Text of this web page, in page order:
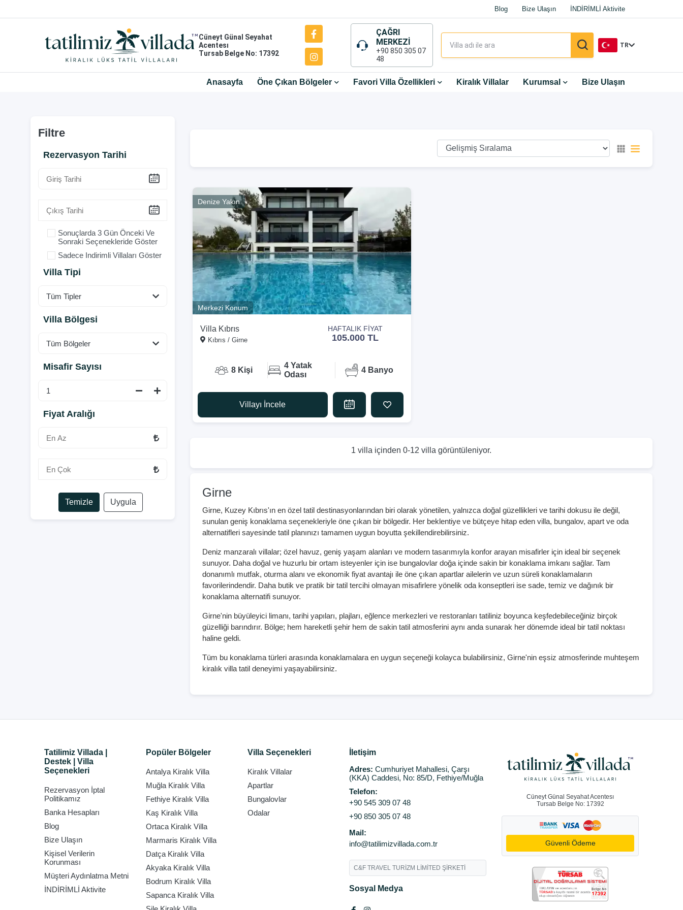
Blog Bize Ulaşın İNDİRİMLİ Aktivite
Cüneyt Günal Seyahat
Acentesı
Tursab Belge No: 17392
ÇAĞRI
MERKEZİ
+90 850 305 07
48
TR
RU
Anasayfa Öne Çıkan Bölgeler Favori Villa Özellikleri Kiralık Villalar Kurumsal Bize Ulaşın
Filtre
Rezervasyon Tarihi
Sonuçlarda 3 Gün Önceki Ve
Sonraki Seçenekleride Göster
Sadece Indirimli Villaları Göster
Villa Tipi
Villa Bölgesi
Misafir Sayısı
Fiyat Aralığı
Temizle Uygula
Denize Yakın
Merkezi Konum
Villa Kıbrıs
Kıbrıs / Girne
HAFTALIK FİYAT
105.000 TL
8 Kişi
4 Yatak
Odası
4 Banyo
Villayı İncele
1 villa içinden 0-12 villa görüntüleniyor.
Girne
Girne, Kuzey Kıbrıs'ın en özel tatil destinasyonlarından biri olarak yönetilen, yalnızca doğal güzellikleri ve tarihi dokusu ile değil,
sunulan geniş konaklama seçenekleriyle öne çıkan bir bölgedir. Her beklentiye ve bütçeye hitap eden villa, bungalov, apart ve oda
alternatifleri sayesinde tatil planınızı tamamen uygun boyutta şekillendirebilirsiniz.
Deniz manzaralı villalar; özel havuz, geniş yaşam alanları ve modern tasarımıyla konfor arayan misafirler için ideal bir seçenek
sunuyor. Daha doğal ve huzurlu bir ortam isteyenler için ise bungalovlar doğa içinde sakin bir konaklama imkanı sağlar. Tam
donanımlı mutfak, oturma alanı ve ekonomik fiyat avantajı ile öne çıkan apartlar ailelerin ve uzun süreli konaklamaların
favorilerindendir. Daha butik ve pratik bir tatil tercihi olmayan misafirlere yönelik oda konseptleri ise sade, temiz ve dağınık bir
konaklama alternatifi sunuyor.
Girne'nin büyüleyici limanı, tarihi yapıları, plajları, eğlence merkezleri ve restoranları tatiliniz boyunca keşfedebileceğiniz birçok
güzelliği barındırır. Bölge; hem hareketli şehir hem de sakin tatil atmosferini aynı anda sunarak her dönemde ideal bir tatil noktası
haline geldi.
Tüm bu konaklama türleri arasında konaklamalara en uygun seçeneği kolayca bulabilirsiniz, Girne'nin eşsiz atmosferinde muhteşem
kiralık villatatil deneyimi yaşayabilirsiniz.
Tatilimiz Villada |
Destek | Villa
Seçenekleri
Rezervasyon İptal
Politikamız
Banka Hesapları
Blog
Bize Ulaşın
Kişisel Verilerin
Korunması
Müşteri Aydınlatma Metni
İNDİRİMLİ Aktivite
Popüler Bölgeler
Antalya Kiralık Villa
Muğla Kiralık Villa
Fethiye Kiralık Villa
Kaş Kiralık Villa
Ortaca Kiralık Villa
Marmaris Kiralık Villa
Datça Kiralık Villa
Akyaka Kiralık Villa
Bodrum Kiralık Villa
Sapanca Kiralık Villa
Villa Seçenekleri
Kiralık Villalar
Apartlar
Bungalovlar
Odalar
İletişim
Adres: Cumhuriyet Mahallesi, Çarşı
(KKA) Caddesi, No: 85/D, Fethiye/Muğla
Telefon:
+90 545 309 07 48
+90 850 305 07 48
Mail:
info@tatilimizvillada.com.tr
C&F TRAVEL TURİZM LİMİTED ŞİRKETİ
Sosyal Medya
Cüneyt Günal Seyahat Acentesı
Tursab Belge No: 17392
Güvenli Ödeme